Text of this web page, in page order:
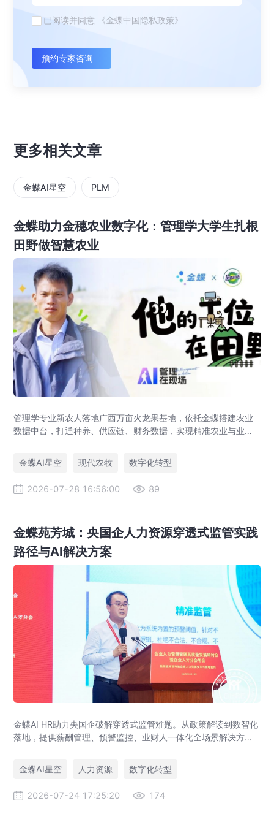
已阅读并同意 《金蝶中国隐私政策》
预约专家咨询
更多相关文章
金蝶AI星空 PLM
金蝶助力金穗农业数字化：管理学大学生扎根
田野做智慧农业
管理学专业新农人落地广西万亩火龙果基地，依托金蝶搭建农业
数据中台，打通种养、供应链、财务数据，实现精准农业与业财
金蝶AI星空
现代农牧 数字化转型
2026-07-28 16:56:00 89
金蝶苑芳城：央国企人力资源穿透式监管实践
路径与AI解决方案
金蝶AI HR助力央国企破解穿透式监管难题。从政策解读到数智化
落地，提供薪酬管理、预警监控、业财人一体化全场景解决方
金蝶AI星空
人力资源 数字化转型
2026-07-24 17:25:20 174